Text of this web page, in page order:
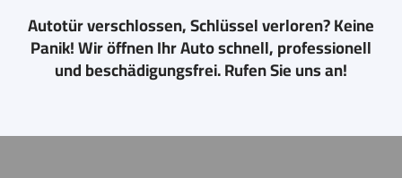
Autotür verschlossen, Schlüssel verloren? Keine
Panik! Wir öffnen Ihr Auto schnell, professionell
und beschädigungsfrei. Rufen Sie uns an!